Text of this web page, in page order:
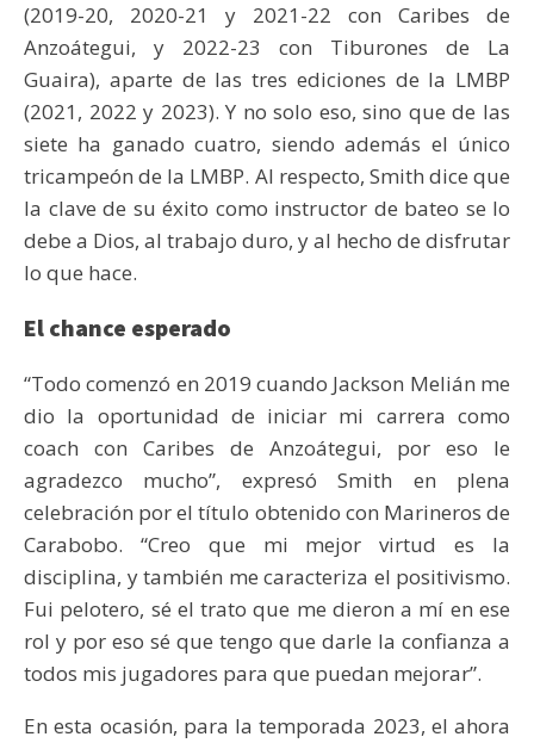
(2019-20, 2020-21 y 2021-22 con Caribes de
Anzoátegui, y 2022-23 con Tiburones de La
Guaira), aparte de las tres ediciones de la LMBP
(2021, 2022 y 2023). Y no solo eso, sino que de las
siete ha ganado cuatro, siendo además el único
tricampeón de la LMBP. Al respecto, Smith dice que
la clave de su éxito como instructor de bateo se lo
debe a Dios, al trabajo duro, y al hecho de disfrutar
lo que hace.
El chance esperado
“Todo comenzó en 2019 cuando Jackson Melián me
dio la oportunidad de iniciar mi carrera como
coach con Caribes de Anzoátegui, por eso le
agradezco mucho”, expresó Smith en plena
celebración por el título obtenido con Marineros de
Carabobo. “Creo que mi mejor virtud es la
disciplina, y también me caracteriza el positivismo.
Fui pelotero, sé el trato que me dieron a mí en ese
rol y por eso sé que tengo que darle la confianza a
todos mis jugadores para que puedan mejorar”.
En esta ocasión, para la temporada 2023, el ahora